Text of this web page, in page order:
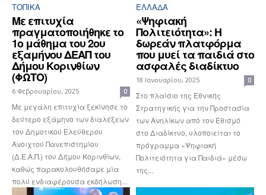
ΤΟΠΙΚΑ
Με επιτυχία
πραγματοποιήθηκε το
1ο μάθημα του 2ου
εξαμήνου ΔΕΑΠ του
Δήμου Κορινθίων
(ΦΩΤΟ)
6 Φεβρουαρίου, 2025 0
Με μεγάλη επιτυχία ξεκίνησε το
δεύτερο εξάμηνο των διαλέξεων
του Δημοτικού Ελεύθερου
Ανοιχτού Πανεπιστημίου
(Δ.Ε.Α.Π.) του Δήμου Κορινθίων,
καθώς παρακολουθήσαμε μία
πολύ ενδιαφέρουσα εκδήλωση...
ΕΛΛΆΔΑ
«Ψηφιακή
Πολιτειότητα»: Η
δωρεάν πλατφόρμα
που μυεί τα παιδιά στο
ασφαλές διαδίκτυο
18 Ιανουαρίου, 2025 0
Στο πλαίσιο της Εθνικής
Στρατηγικής για την Προστασία
των Ανηλίκων από τον Εθισμό
στο Διαδίκτυο, υλοποιείται το
πρόγραμμα «Ψηφιακή
Πολιτειότητα για Παιδιά» μέσω
της...